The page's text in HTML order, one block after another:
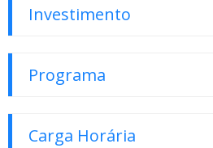
Investimento
Programa
Carga Horária